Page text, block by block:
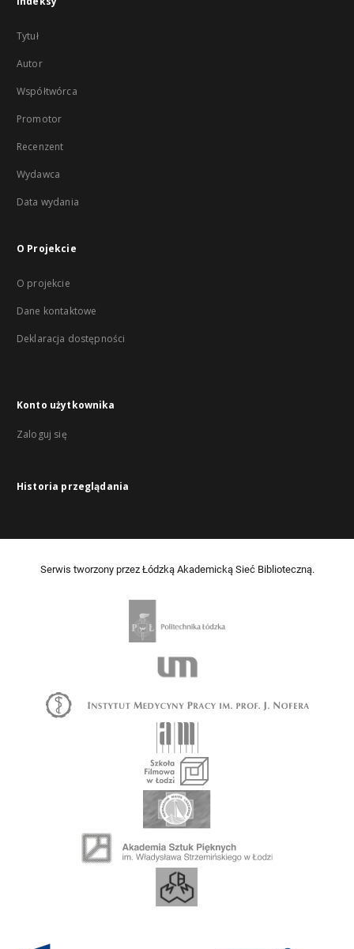
Tytuł
Autor
Współtwórca
Promotor
Recenzent
Wydawca
Data wydania
O Projekcie
O projekcie
Dane kontaktowe
Deklaracja dostępności
Konto użytkownika
Zaloguj się
Historia przeglądania
Serwis tworzony przez Łódzką Akademicką Sieć Biblioteczną.